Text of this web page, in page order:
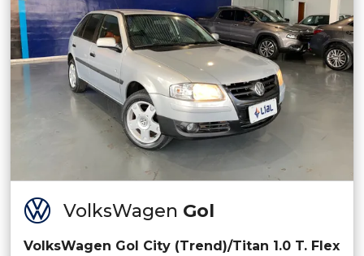
VolksWagen Gol
VolksWagen Gol City (Trend)/Titan 1.0 T. Flex